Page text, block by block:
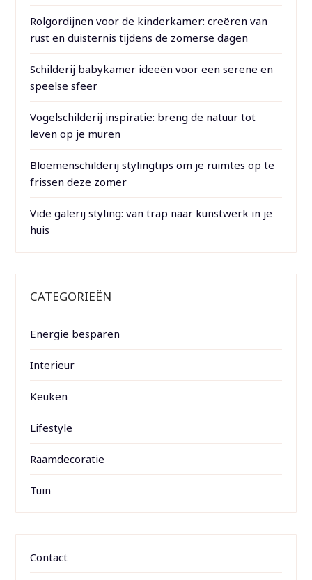
Rolgordijnen voor de kinderkamer: creëren van
rust en duisternis tijdens de zomerse dagen
Schilderij babykamer ideeën voor een serene en
speelse sfeer
Vogelschilderij inspiratie: breng de natuur tot
leven op je muren
Bloemenschilderij stylingtips om je ruimtes op te
frissen deze zomer
Vide galerij styling: van trap naar kunstwerk in je
huis
CATEGORIEËN
Energie besparen
Interieur
Keuken
Lifestyle
Raamdecoratie
Tuin
Contact